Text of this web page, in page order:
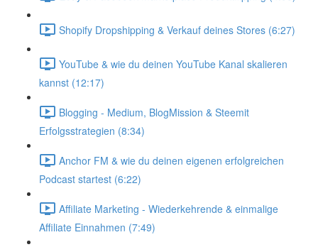
Shopify Dropshipping & Verkauf deines Stores (6:27)
YouTube & wie du deinen YouTube Kanal skalieren
kannst (12:17)
Blogging - Medium, BlogMission & Steemit
Erfolgsstrategien (8:34)
Anchor FM & wie du deinen eigenen erfolgreichen
Podcast startest (6:22)
Affiliate Marketing - Wiederkehrende & einmalige
Affiliate Einnahmen (7:49)